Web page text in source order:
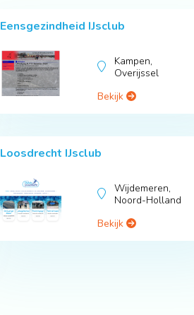
Eensgezindheid IJsclub
Kampen,
Overijssel
Bekijk
Loosdrecht IJsclub
Wijdemeren,
Noord-Holland
Bekijk